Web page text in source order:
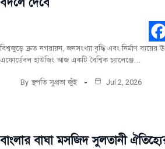
বিশ্বজুড়ে দ্রুত নগরায়ন, জনসংখ্যা বৃদ্ধি এবং নির্মাণ ব্যয়ের
এফোর্ডেবল হাউজিং আজ একটি বৈশ্বিক চ্যালেঞ্জে…
By স্থপতি সুপ্রভা জুঁই Jul 2, 2026
টপ-পোস্ট
বাংলার বাঘা মসজিদ সুলতানী